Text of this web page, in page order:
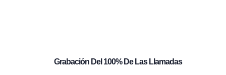
Grabación Del 100% De Las Llamadas